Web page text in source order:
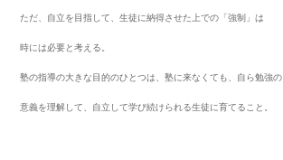
ただ、自立を目指して、生徒に納得させた上での「強制」は
時には必要と考える。
塾の指導の大きな目的のひとつは、塾に来なくても、自ら勉強の
意義を理解して、自立して学び続けられる生徒に育てること。